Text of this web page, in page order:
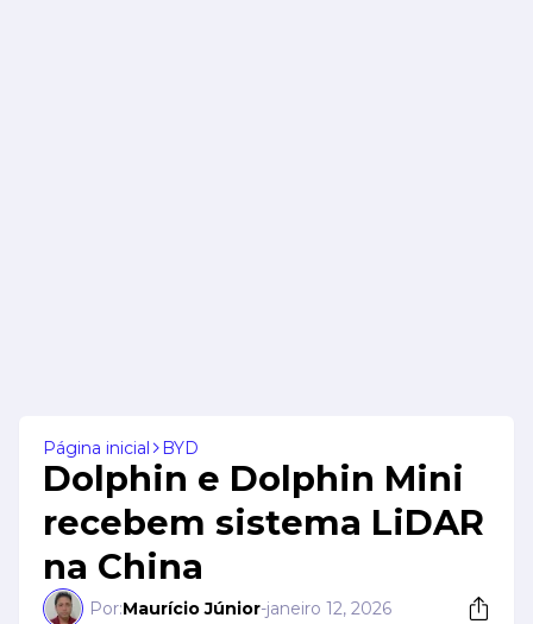
Página inicial BYD
Dolphin e Dolphin Mini
recebem sistema LiDAR
na China
Por:Maurício Júnior-janeiro 12, 2026